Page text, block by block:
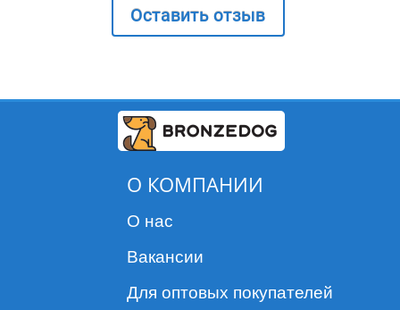
Оставить отзыв
О КОМПАНИИ
О нас
Вакансии
Для оптовых покупателей